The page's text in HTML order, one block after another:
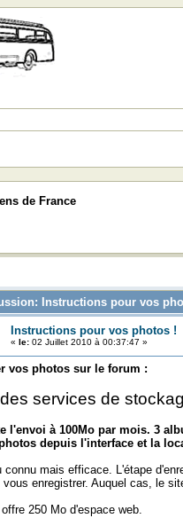
de France
Instructions pour vos
Instructions pour vos photos !
« le:02 Juillet 2010 à 00:37:47 »
vos photos sur le forum :
services de
l'envoi à 100Mo par mois. 3
depuis l'interface et la
mais efficace. L'étape
enregistrer. Auquel cas, le
offre 250 Mo d'espace web.